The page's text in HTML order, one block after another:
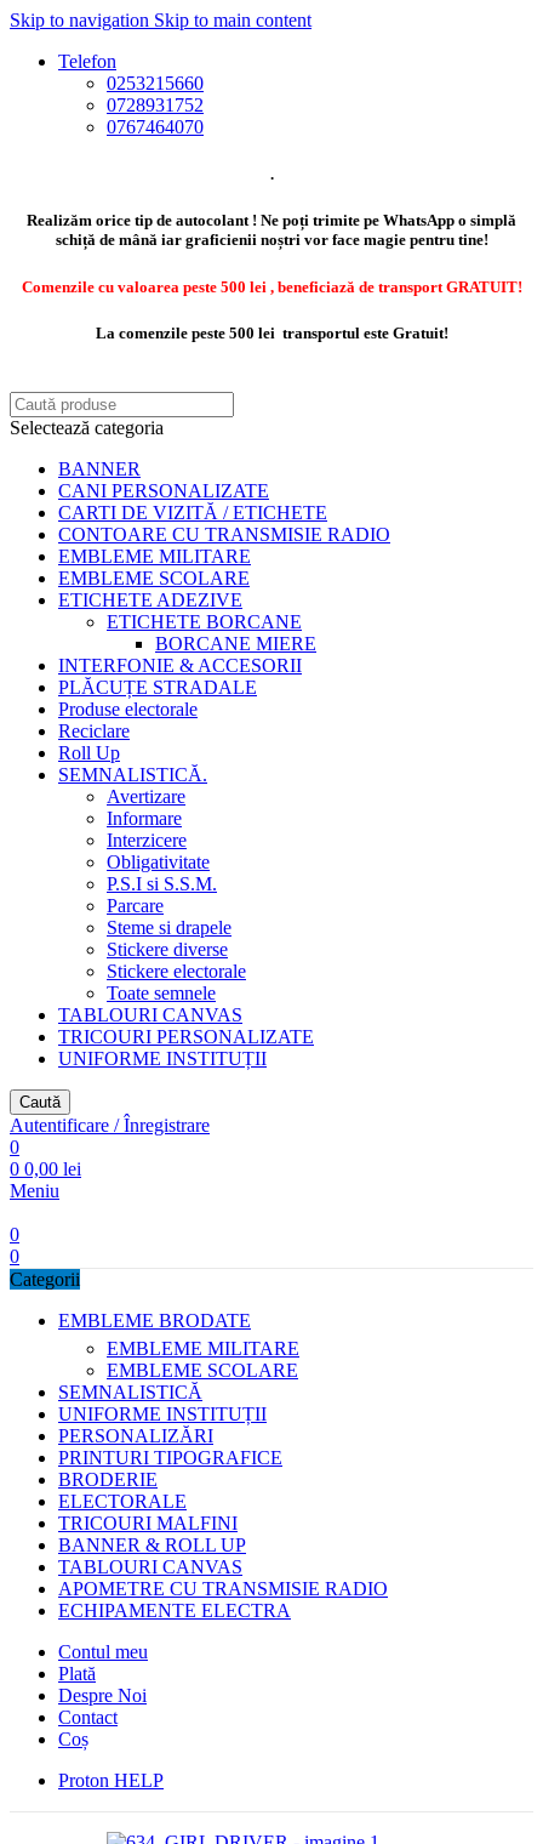
Skip to navigation Skip to main content
Telefon
0253215660
0728931752
0767464070
.
Realizăm orice tip de autocolant ! Ne poți trimite pe WhatsApp o simplă
schiță de mână iar graficienii noștri vor face magie pentru tine!
Comenzile cu valoarea peste 500 lei , beneficiază de transport GRATUIT!
La comenzile peste 500 lei transportul este Gratuit!
Selectează categoria
BANNER
CANI PERSONALIZATE
CARTI DE VIZITĂ / ETICHETE
CONTOARE CU TRANSMISIE RADIO
EMBLEME MILITARE
EMBLEME SCOLARE
ETICHETE ADEZIVE
ETICHETE BORCANE
BORCANE MIERE
INTERFONIE & ACCESORII
PLĂCUȚE STRADALE
Produse electorale
Reciclare
Roll Up
SEMNALISTICĂ.
Avertizare
Informare
Interzicere
Obligativitate
P.S.I si S.S.M.
Parcare
Steme si drapele
Stickere diverse
Stickere electorale
Toate semnele
TABLOURI CANVAS
TRICOURI PERSONALIZATE
UNIFORME INSTITUȚII
Caută
Autentificare / Înregistrare
0
0 0,00 lei
Meniu
0
0
Categorii
EMBLEME BRODATE
EMBLEME MILITARE
EMBLEME SCOLARE
SEMNALISTICĂ
UNIFORME INSTITUȚII
PERSONALIZĂRI
PRINTURI TIPOGRAFICE
BRODERIE
ELECTORALE
TRICOURI MALFINI
BANNER & ROLL UP
TABLOURI CANVAS
APOMETRE CU TRANSMISIE RADIO
ECHIPAMENTE ELECTRA
Contul meu
Plată
Despre Noi
Contact
Coș
Proton HELP